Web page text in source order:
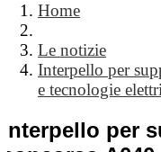
Home
Le notizie
Interpello per
e tecnologie
Interpello per